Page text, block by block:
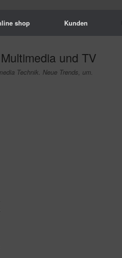
shop Kunden
Multimedia und TV
Technik. Neue Trends, um.